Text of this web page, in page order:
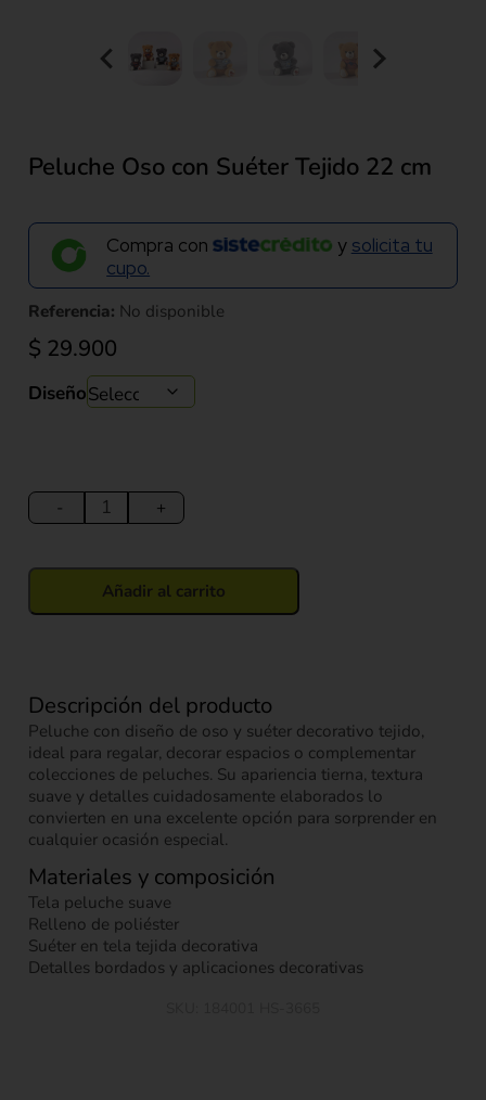
Peluche Oso con Suéter Tejido 22 cm
Compra con y solicita tu
cupo.
Descripción del producto
Peluche con diseño de oso y suéter decorativo tejido,
ideal para regalar, decorar espacios o complementar
colecciones de peluches. Su apariencia tierna, textura
suave y detalles cuidadosamente elaborados lo
convierten en una excelente opción para sorprender en
cualquier ocasión especial.
Materiales y composición
Tela peluche suave
Relleno de poliéster
Suéter en tela tejida decorativa
Detalles bordados y aplicaciones decorativas
Referencia: No disponible
$ 29.900
Diseño
-
Oso
con
+
Añadir al carrito